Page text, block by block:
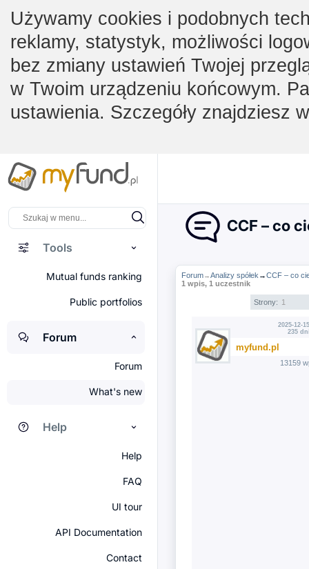
Używamy cookies i podobnych
reklamy, statystyk, możliwości
bez zmiany ustawień Twojej
w Twoim urządzeniu końcowym.
ustawienia. Szczegóły znajdziesz
Tools
Mutual funds ranking
Public portfolios
Forum
Forum
What's new
Help
Help
FAQ
UI tour
API Documentation
Contact
CCF – co
Forum→Analizy spółek →CCF – co
1 wpis, 1 uczestnik
Strony: 1
2025-12-
235
myfund.pl
13159